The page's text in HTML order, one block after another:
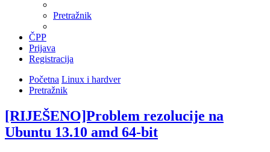
Pretražnik
ČPP
Prijava
Registracija
Početna Linux i hardver
Pretražnik
[RIJEŠENO]Problem rezolucije na
Ubuntu 13.10 amd 64-bit